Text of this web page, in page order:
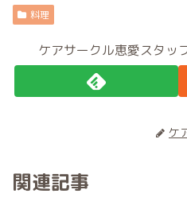
料理
ケアサークル恵愛スタッ
ケ
関連記事